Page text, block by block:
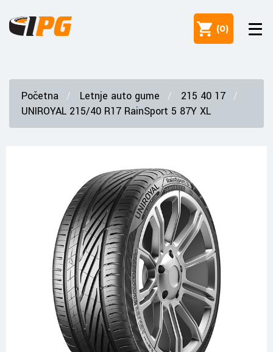
(0)
Početna Letnje auto gume
215 40 17
UNIROYAL 215/40 R17 RainSport 5 87Y XL